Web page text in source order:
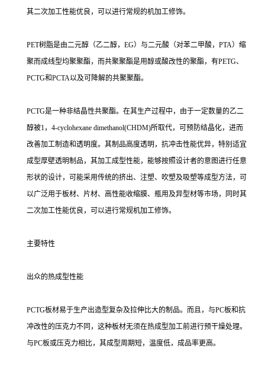
其二次加工性能优良，可以进行常规的机加工修饰。
PET树脂是由二元醇（乙二醇，EG）与二元酸（对苯二甲酸，PTA）缩
聚而成线型均聚聚酯，而共聚聚酯是用醇或酸改性的聚酯，有PETG、
PCTG和PCTA以及可降解的共聚聚酯。
PCTG是一种非结晶性共聚酯。在其生产过程中，由于一定数量的乙二
醇被1，4-cyclohexane dimethanol(CHDM)所取代，可预防结晶化，进而
改善加工制造和透明度。其制品高度透明，抗冲击性能优异，特别适宜
成型厚壁透明制品，其加工成型性能，能够按照设计者的意图进行任意
形状的设计，可能采用传统的挤出、注塑、吹塑及吸塑等成型方法，可
以广泛用于板材、片材、高性能收缩膜、瓶用及异型材等市场，同时其
二次加工性能优良，可以进行常规机加工修饰。
主要特性
出众的热成型性能
PCTG板材易于生产出造型复杂及拉伸比大的制品。而且，与PC板和抗
冲改性的压克力不同，这种板材无须在热成型加工前进行预干燥处理。
与PC板或压克力相比，其成型周期短，温度低，成品率更高。